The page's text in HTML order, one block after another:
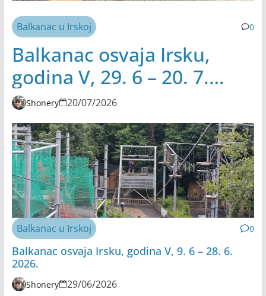
Balkanac u Irskoj 0
Balkanac osvaja Irsku,
godina V, 29. 6 – 20. 7.
2026.
Shonery 20/07/2026
Balkanac u Irskoj 0
Balkanac osvaja Irsku, godina V, 9. 6 – 28. 6.
2026.
Shonery 29/06/2026